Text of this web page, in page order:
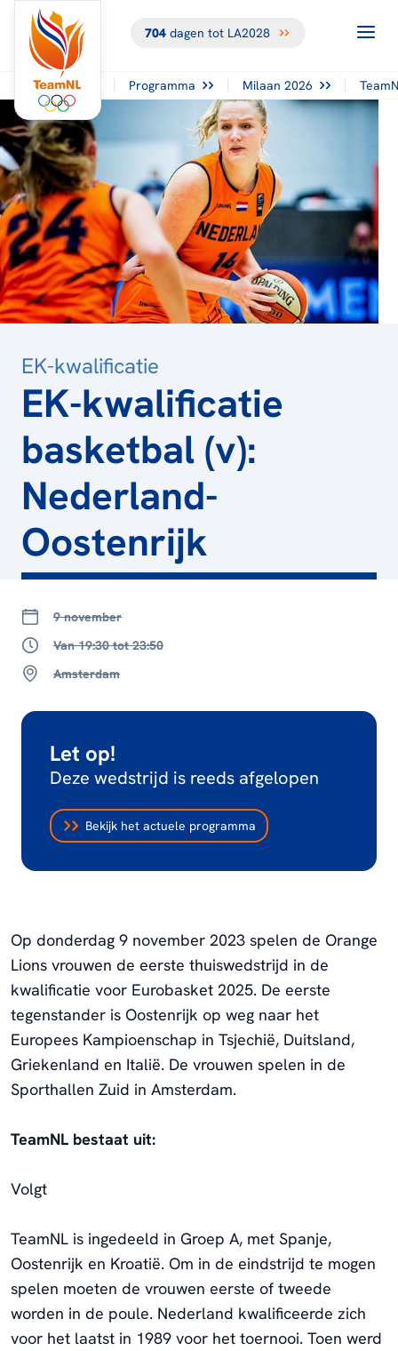
704dagen tot LA2028
Programma Milaan 2026
EK-kwalificatie
EK-kwalificatie
basketbal (v):
Nederland-
Oostenrijk
9 november
Van 19:30 tot 23:50
Amsterdam
Let op!
Deze wedstrijd is reeds afgelopen
Bekijk het actuele programma
TERUG NAAR
OVERZICHT
Op donderdag 9 november 2023 spelen de Orange
Lions vrouwen de eerste thuiswedstrijd in de
kwalificatie voor Eurobasket 2025. De eerste
tegenstander is Oostenrijk op weg naar het
Europees Kampioenschap in Tsjechië, Duitsland,
Griekenland en Italië. De vrouwen spelen in de
Sporthallen Zuid in Amsterdam.
TeamNL bestaat uit:
Volgt
TeamNL is ingedeeld in Groep A, met Spanje,
Oostenrijk en Kroatië. Om in de eindstrijd te mogen
spelen moeten de vrouwen eerste of tweede
worden in de poule. Nederland kwalificeerde zich
voor het laatst in 1989 voor het toernooi. Toen werd